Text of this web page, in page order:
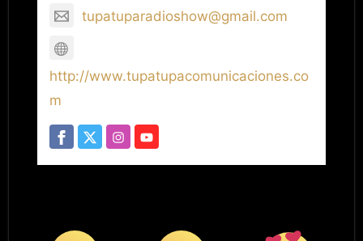
tupatuparadioshow@gmail.com
http://www.tupatupacomunicaciones.co
m